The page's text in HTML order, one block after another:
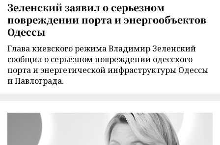
Зеленский заявил о серьезном
повреждении порта и энергообъектов
Одессы
Глава киевского режима Владимир Зеленский
сообщил о серьезном повреждении одесского
порта и энергетической инфраструктуры Одессы
и Павлограда.